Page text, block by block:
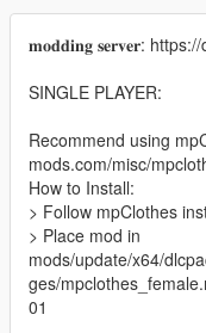
𝐦𝐨𝐝𝐝𝐢𝐧𝐠 𝐬𝐞𝐫𝐯𝐞𝐫:
SINGLE PLAYER:
Recommend using
mods.com/misc/
How to Install:
> Follow mpClothes
> Place mod in
mods/update/x64/
ges/
01